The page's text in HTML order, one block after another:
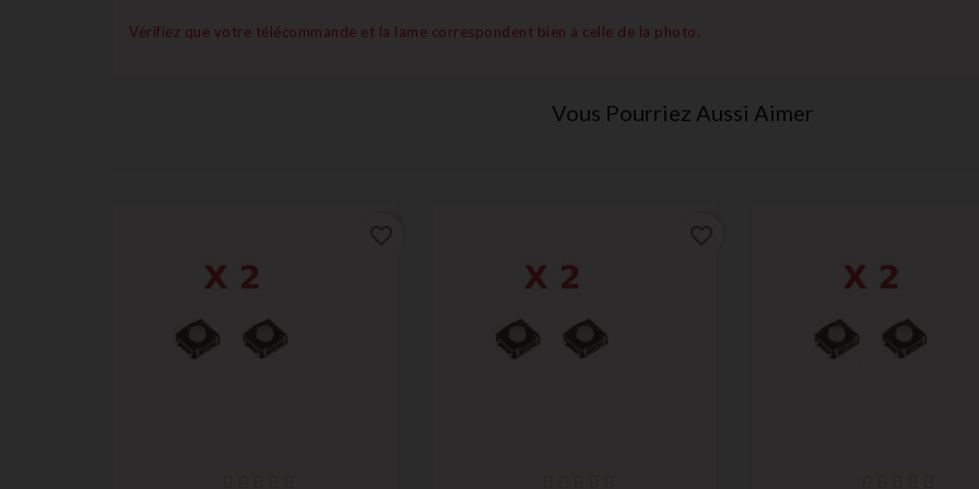
Vérifiez que votre télécommande et la lame correspondent bien à celle de la photo.
Vous Pourriez Aussi Aimer